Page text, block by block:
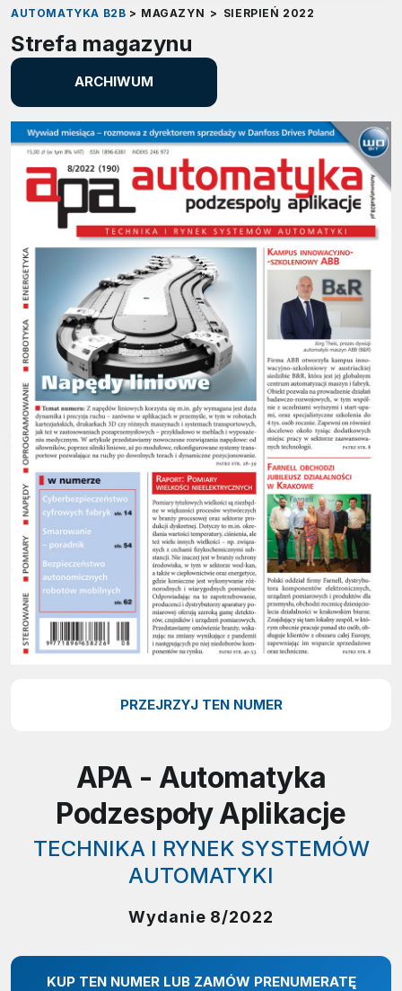
AUTOMATYKA B2B > MAGAZYN > SIERPIEŃ 2022
Strefa magazynu
ARCHIWUM
PRZEJRZYJ TEN NUMER
APA - Automatyka
Podzespoły Aplikacje
TECHNIKA I RYNEK SYSTEMÓW
AUTOMATYKI
Wydanie 8/2022
KUP TEN NUMER LUB ZAMÓW PRENUMERATĘ